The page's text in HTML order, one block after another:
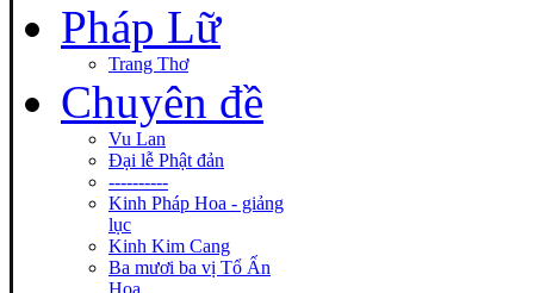
Pháp Lữ
Trang Thơ
Chuyên đề
Vu Lan
Đại lễ Phật đản
----------
Kinh Pháp Hoa - giảng
lục
Kinh Kim Cang
Ba mươi ba vị Tổ Ấn
Hoa